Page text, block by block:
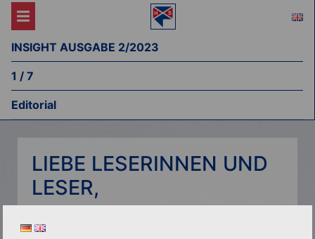
INSIGHT AUSGABE 2/2023
1 / 7
Editorial
LIEBE LESERINNEN UND
LESER,
Künstlichen Intelligenz (KI) profitieren? Diese